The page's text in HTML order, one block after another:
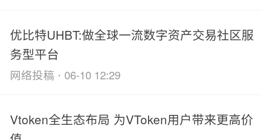
优比特UHBT:做全球一流数字资产交易社区服
务型平台
网络投稿 · 06-10 12:29
Vtoken全生态布局 为VToken用户带来更高价